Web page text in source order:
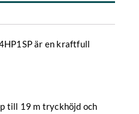
är en kraftfull
till 19 m tryckhöjd och